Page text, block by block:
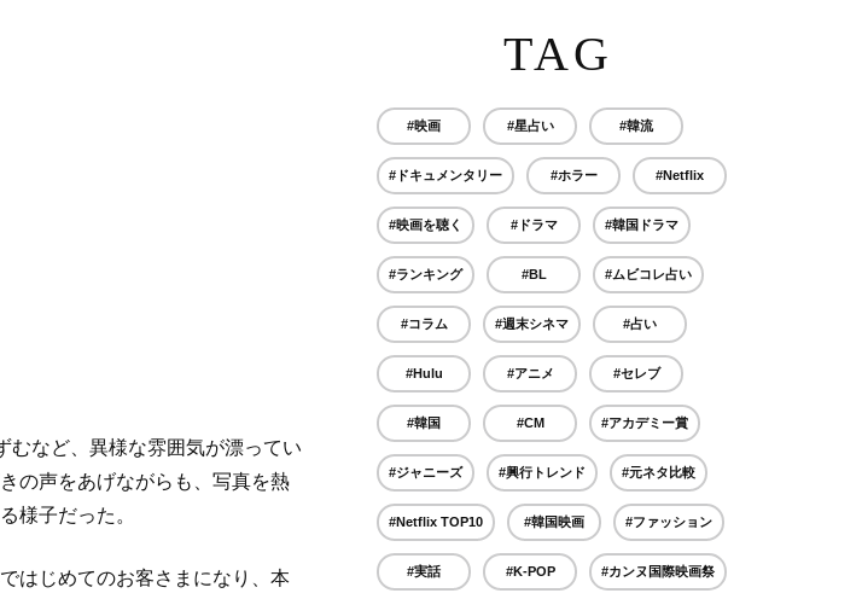
むなど、異様な雰囲気が漂ってい
の声をあげながらも、写真を熱
様子だった。
はじめてのお客さまになり、本
TAG
#映画 #星占い #韓流
#ドキュメンタリー #ホラー #Netflix
#映画を聴く #ドラマ #韓国ドラマ
#ランキング #BL #ムビコレ占い
#コラム #週末シネマ #占い
#Hulu #アニメ #セレブ
#韓国 #CM #アカデミー賞
#ジャニーズ #興行トレンド #元ネタ比較
#Netflix TOP10 #韓国映画 #ファッション
#実話 #K-POP #カンヌ国際映画祭